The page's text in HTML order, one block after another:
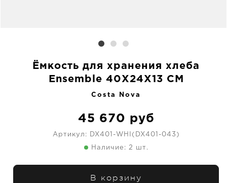
Ёмкость для хранения хлеба
Ensemble 40X24X13 CM
Costa Nova
45 670 руб
Артикул: DX401-WHI(DX401-043)
Наличие: 2 шт.
В корзину